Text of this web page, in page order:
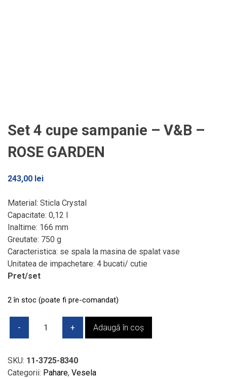
Set 4 cupe sampanie – V&B –
ROSE GARDEN
243,00 lei
Material: Sticla Crystal
Capacitate: 0,12 l
Inaltime: 166 mm
Greutate: 750 g
Caracteristica: se spala la masina de spalat vase
Unitatea de impachetare: 4 bucati/ cutie
Pret/set
2 în stoc (poate fi pre-comandat)
Cantitate
cupe
sampanie
Adaugă în coș
SKU: 11-3725-8340
Categorii: Pahare, Vesela